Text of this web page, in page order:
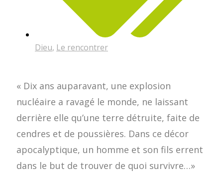
Dieu, Le rencontrer
« Dix ans auparavant, une explosion
nucléaire a ravagé le monde, ne laissant
derrière elle qu’une terre détruite, faite de
cendres et de poussières. Dans ce décor
apocalyptique, un homme et son fils errent
dans le but de trouver de quoi survivre…»